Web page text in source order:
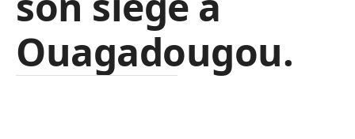
Ouagadougou.